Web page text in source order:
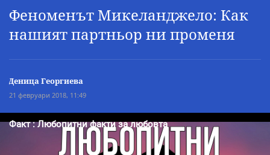
Феноменът Микеланджело: Как
нашият партньор ни променя
Деница Георгиева
21 февруари 2018, 11:49